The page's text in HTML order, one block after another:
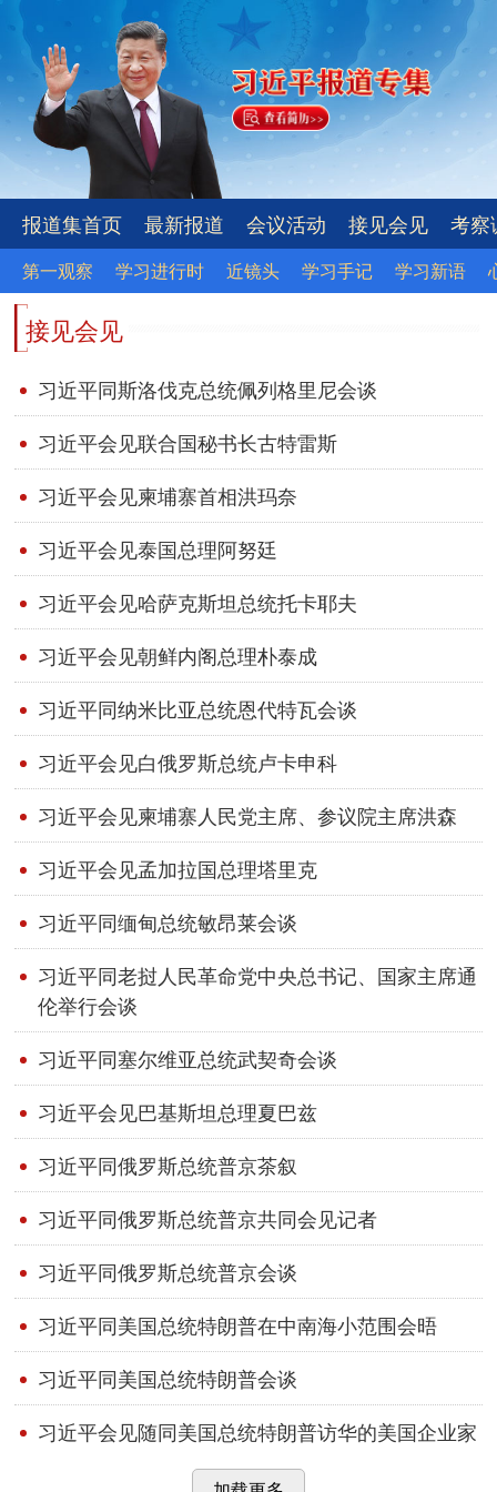
报道集首页 最新报道 会议活动 接见会见 考察
第一观察 学习进行时 近镜头 学习手记 学习新语
接见会见
习近平同斯洛伐克总统佩列格里尼会谈
习近平会见联合国秘书长古特雷斯
习近平会见柬埔寨首相洪玛奈
习近平会见泰国总理阿努廷
习近平会见哈萨克斯坦总统托卡耶夫
习近平会见朝鲜内阁总理朴泰成
习近平同纳米比亚总统恩代特瓦会谈
习近平会见白俄罗斯总统卢卡申科
习近平会见柬埔寨人民党主席、参议院主席洪森
习近平会见孟加拉国总理塔里克
习近平同缅甸总统敏昂莱会谈
习近平同老挝人民革命党中央总书记、国家主席通
伦举行会谈
习近平同塞尔维亚总统武契奇会谈
习近平会见巴基斯坦总理夏巴兹
习近平同俄罗斯总统普京茶叙
习近平同俄罗斯总统普京共同会见记者
习近平同俄罗斯总统普京会谈
习近平同美国总统特朗普在中南海小范围会晤
习近平同美国总统特朗普会谈
习近平会见随同美国总统特朗普访华的美国企业家